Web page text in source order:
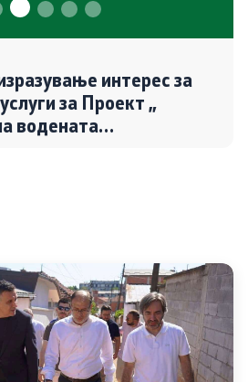
за Проект „
водената